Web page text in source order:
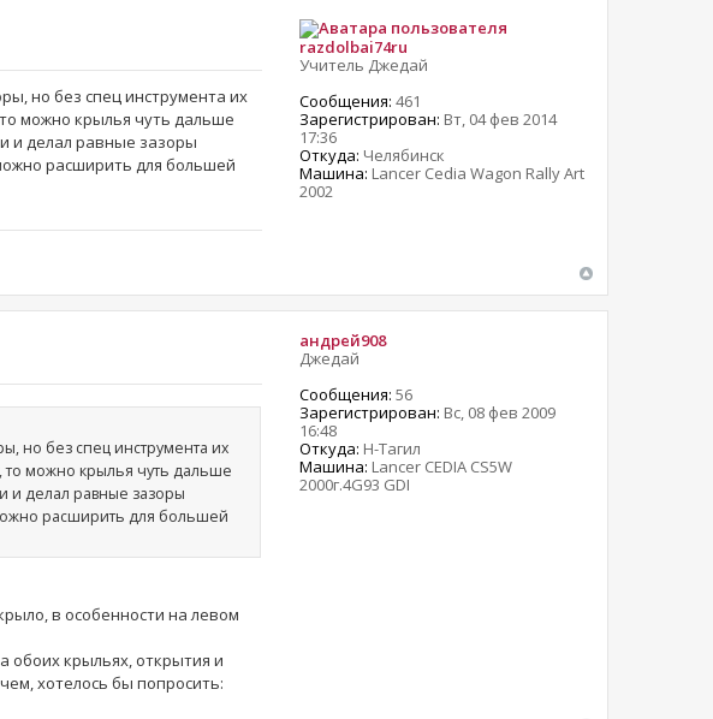
но без спец инструмента их
можно крылья чуть дальше
и делал равные зазоры
расширить для большей
razdolbai74ru
Учитель Джедай
Сообщения: 461
Зарегистрирован: Вт, 04 фев 2014
17:36
Откуда: Челябинск
Машина: Lancer Cedia Wagon Rally Art
2002
но без спец инструмента их
то можно крылья чуть дальше
и делал равные зазоры
расширить для большей
в особенности на левом
обоих крыльях, открытия и
хотелось бы попросить:
андрей908
Джедай
Сообщения: 56
Зарегистрирован: Вс, 08 фев 2009
16:48
Откуда: Н-Тагил
Машина: Lancer CEDIA CS5W
2000г.4G93 GDI